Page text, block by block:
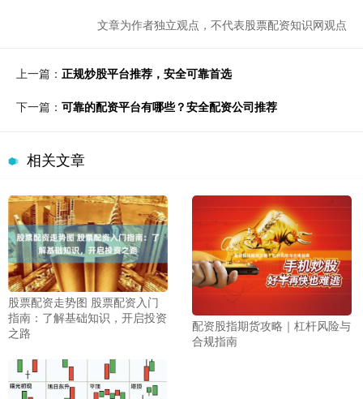
文章为作者独立观点，不代表股票配资知识网观点
上一篇： 正规炒股平台推荐，安全可靠首选
下一篇： 可靠的配资平台有哪些？安全配资公司推荐
相关文章
股票配资走势图 股票配资入门
指南：了解基础知识，开启投资
之路
配资股指期货攻略｜杠杆风险与
合规指南